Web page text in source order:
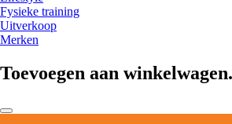
Fysieke training
Uitverkoop
Merken
Toevoegen aan